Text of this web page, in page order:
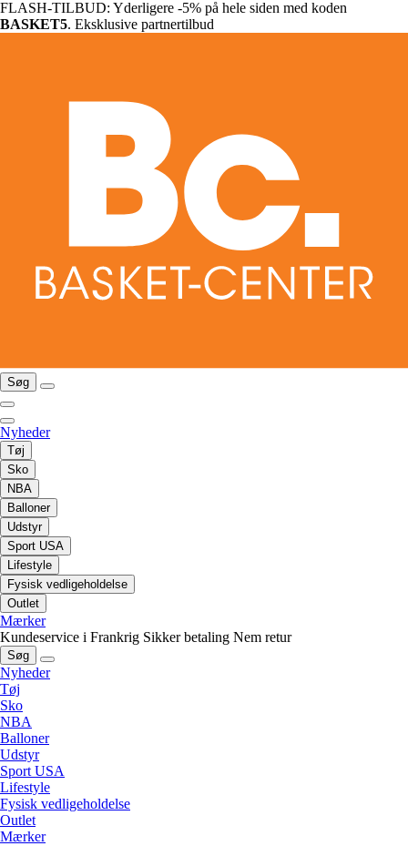
FLASH-TILBUD: Yderligere -5% på hele siden med koden
BASKET5. Eksklusive partnertilbud
Søg
Nyheder
Tøj
Sko
NBA
Balloner
Udstyr
Sport USA
Lifestyle
Fysisk vedligeholdelse
Outlet
Mærker
Kundeservice i Frankrig Sikker betaling Nem retur
Søg
Nyheder
Tøj
Sko
NBA
Balloner
Udstyr
Sport USA
Lifestyle
Fysisk vedligeholdelse
Outlet
Mærker